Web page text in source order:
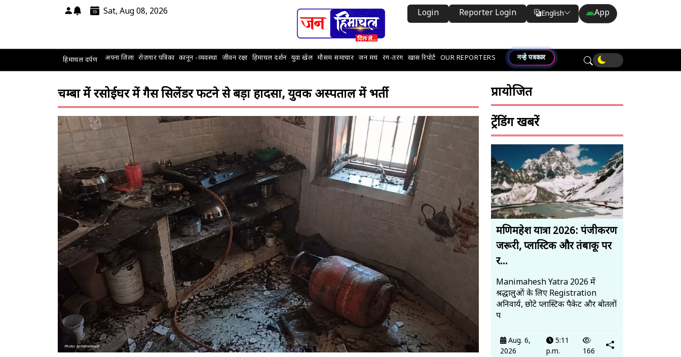
Sat, Aug 08, 2026 Login Reporter Login English
Translate
App
हिमाचल दर्पण अपना ज़िला रोज़गार पत्रिका कानून -व्यवस्था जीवन रक्षा हिमाचल दर्शन युवा खेल मौसम समाचार जन मचं रंग-तरंग खास रिपोर्ट OUR REPORTERS नन्हे पत्रकार
चम्बा में रसोईघर में गैस सिलेंडर फटने से बड़ा हादसा, युवक अस्पताल में भर्ती
प्रायोजित
ट्रेंडिंग खबरें
मणिमहेश यात्रा 2026: पंजीकरण
जरूरी, प्लास्टिक और तंबाकू पर
र...
Manimahesh Yatra 2026 में
श्रद्धालुओं के लिए Registration
अनिवार्य, छोटे प्लास्टिक पैकेट और बोतलों
प
Aug. 6,
2026
5:11
p.m.
166